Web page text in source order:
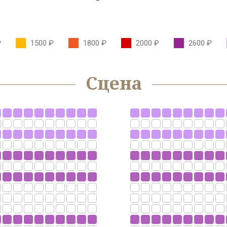
1500 ₽ 1800 ₽ 2000 ₽ 2600 ₽
Сцена